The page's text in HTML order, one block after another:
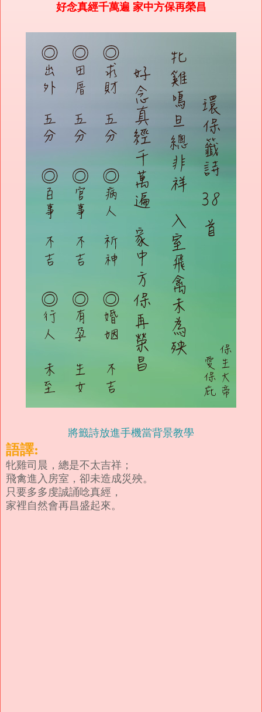
好念真經千萬遍 家中方保再榮昌
將籤詩放進手機當背景教學
語譯:
牝雞司晨，總是不太吉祥；
飛禽進入房室，卻未造成災殃。
只要多多虔誠誦唸真經，
家裡自然會再昌盛起來。